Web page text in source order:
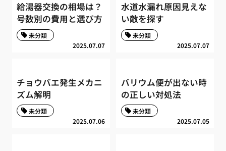
給湯器交換の相場は？
号数別の費用と選び方
2025.07.07
未分類
水道水漏れ原因見えな
い敵を探す
2025.07.07
未分類
チョウバエ発生メカニ
ズム解明
2025.07.06
未分類
バリウム便が出ない時
の正しい対処法
2025.07.05
未分類